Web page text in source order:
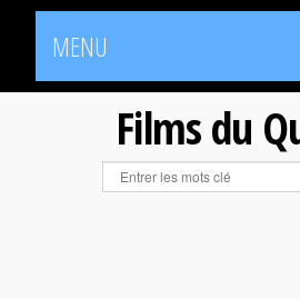
MENU
Films du